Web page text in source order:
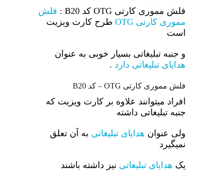
فلش مموری کارتی OTG کد B20 :
فلش
مموری کارتی OTG
طرح کارت ویزیت
است
و جنبه تبلیغاتی بسیار خوبی به عنوان
هدایای تبلیغاتی دارد .
فلش مموری کارتی OTG – کد B20
افراد میتوانند علاوه بر کارت ویزیت که
جنبه تبلیغاتی داشته
ولی عنوان هدایای تبلیغاتی به آن تعلق
نمیگیرد
یک هدایای تبلیغاتی نیز داشته باشند